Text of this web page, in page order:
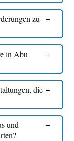
zu
in Abu
die
und